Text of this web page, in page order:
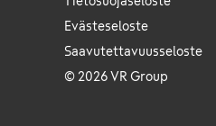
Evästeseloste
Saavutettavuusseloste
© 2026 VR Group